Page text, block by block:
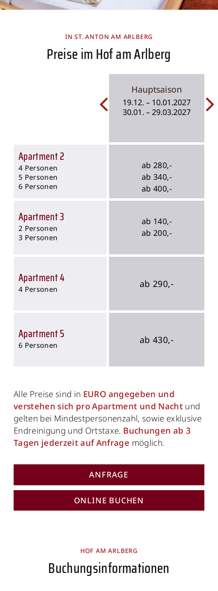
Preise im Hof am Arlberg
IN ST. ANTON AM ARLBERG
Apartment 2
4 Personen
5 Personen
6 Personen
Apartment 3
2 Personen
3 Personen
Apartment 4
4 Personen
Apartment 5
6 Personen
Hauptsaison
19.12. – 10.01.2027
30.01. – 29.03.2027
ab 280,-
ab 340,-
ab 400,-
ab 140,-
ab 200,-
ab 290,-
ab 430,-
Alle Preise sind in EURO angegeben und
verstehen sich pro Apartment und Nacht und
gelten bei Mindestpersonenzahl, sowie exklusive
Endreinigung und Ortstaxe. Buchungen ab 3
Tagen jederzeit auf Anfrage möglich.
ANFRAGE
ONLINE BUCHEN
Buchungsinformationen
HOF AM ARLBERG